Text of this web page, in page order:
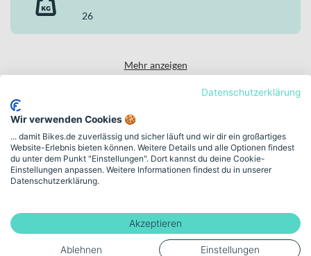
26
Mehr anzeigen
Über die Marke Corratec
Alle Corratec Bikes
Für Pendelstrecken, Stadtfahrten und sportliche
Datenschutzerklärung
Wir verwenden Cookies 🍪
... damit Bikes.de zuverlässig und sicher läuft und wir dir ein großartiges
Website-Erlebnis bieten können. Weitere Details und alle Optionen findest
du unter dem Punkt "Einstellungen". Dort kannst du deine Cookie-
Einstellungen anpassen. Weitere Informationen findest du in unserer
Datenschutzerklärung.
Akzeptieren
Ablehnen Einstellungen